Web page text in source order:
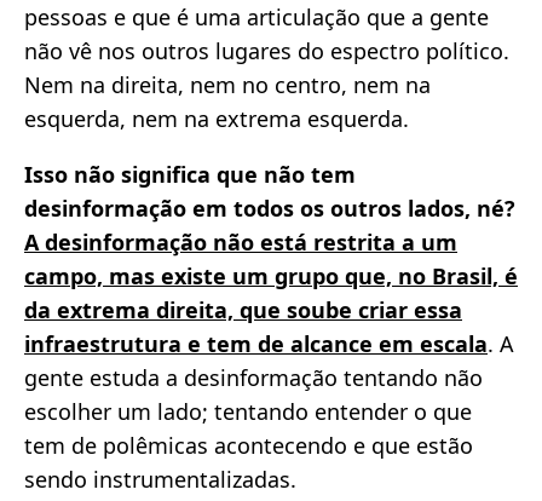
pessoas e que é uma articulação que a gente
não vê nos outros lugares do espectro político.
Nem na direita, nem no centro, nem na
esquerda, nem na extrema esquerda.
Isso não significa que não tem
desinformação em todos os outros lados, né?
A desinformação não está restrita a um
campo, mas existe um grupo que, no Brasil, é
da extrema direita, que soube criar essa
infraestrutura e tem de alcance em escala. A
gente estuda a desinformação tentando não
escolher um lado; tentando entender o que
tem de polêmicas acontecendo e que estão
sendo instrumentalizadas.